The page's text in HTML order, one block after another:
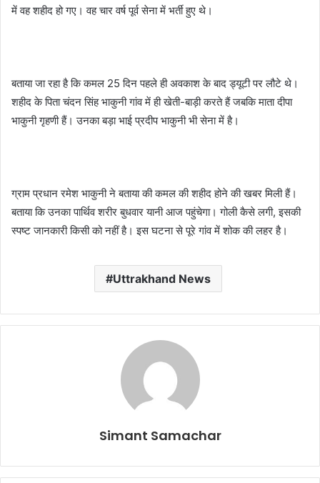
में वह शहीद हो गए। वह चार वर्ष पूर्व सेना में भर्ती हुए थे।
बताया जा रहा है कि कमल 25 दिन पहले ही अवकाश के बाद ड्यूटी पर लौटे थे।
शहीद के पिता चंदन सिंह भाकुनी गांव में ही खेती-बाड़ी करते हैं जबकि माता दीपा
भाकुनी गृहणी हैं। उनका बड़ा भाई प्रदीप भाकुनी भी सेना में है।
ग्राम प्रधान रमेश भाकुनी ने बताया की कमल की शहीद होने की खबर मिली हैं।
बताया कि उनका पार्थिव शरीर बुधवार यानी आज पहुंचेगा। गोली कैसे लगी, इसकी
स्पष्ट जानकारी किसी को नहीं है। इस घटना से पूरे गांव में शोक की लहर है।
Uttrakhand News
Simant Samachar